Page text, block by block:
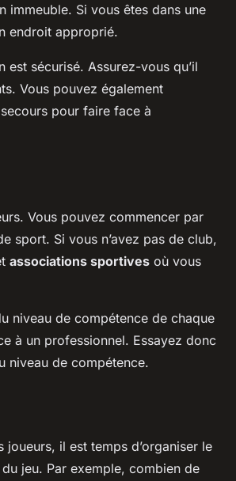
immeuble. Si vous êtes dans une
endroit approprié.
sécurisé. Assurez-vous qu’il
Vous pouvez également
pour faire face à
Vous pouvez commencer par
sport. Si vous n’avez pas de club,
associations sportives où vous
niveau de compétence de chaque
à un professionnel. Essayez donc
niveau de compétence.
il est temps d’organiser le
jeu. Par exemple, combien de